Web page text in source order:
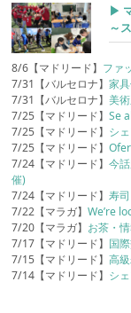
▶︎
～
8/6【マドリード】 ファ
7/31【バルセロナ】家
7/31【バルセロナ】美
7/25【マドリード】Se
7/25【マドリード】 シ
7/25【マドリード】
7/24【マドリード】今
催)
7/24【マドリード】寿
7/22【マラガ】We’re
7/20【マラガ】 お茶・
7/17【マドリード】 国
7/15【マドリード】高
7/14【マドリード】 シ